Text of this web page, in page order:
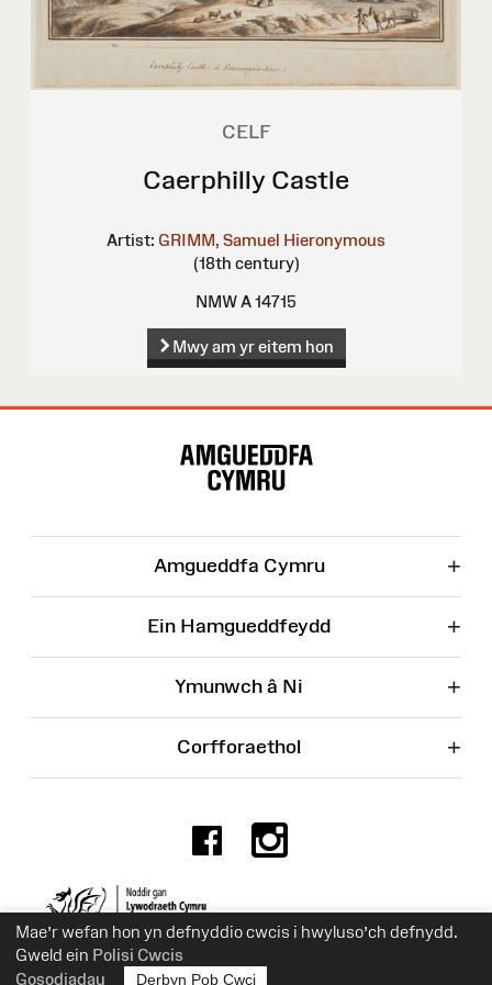
Mae’r wefan hon yn defnyddio cwcis i hwyluso’ch defnydd.
Gweld ein Polisi Cwcis
Gosodiadau
Derbyn Pob Cwci
CELF
Caerphilly Castle
Artist: GRIMM, Samuel Hieronymous
(18th century)
NMW A 14715
Mwy am yr eitem hon
Amgueddfa Cymru +
Ein Hamgueddfeydd +
Ymunwch â Ni +
Corfforaethol +
Facebook